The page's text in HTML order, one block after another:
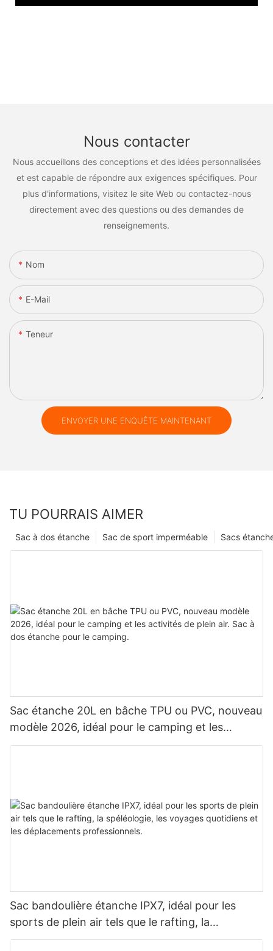
Nous contacter
Nous accueillons des conceptions et des idées personnalisées
et est capable de répondre aux exigences spécifiques. Pour
plus d'informations, visitez le site Web ou contactez-nous
directement avec des questions ou des demandes de
renseignements.
Nom
E-Mail
Teneur
ENVOYER UNE ENQUÊTE MAINTENANT
TU POURRAIS AIMER
Sacs
Sac de sport imperméable
Sac à dos étanche
Sac étanche 20L en bâche TPU ou PVC, nouveau
modèle 2026, idéal pour le camping et les
activités de plein air. Sac à dos étanche pour le
Sac bandoulière étanche IPX7, idéal pour les
sports de plein air tels que le rafting, la
spéléologie, les voyages quotidiens et les